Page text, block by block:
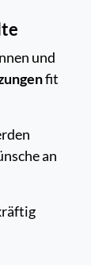
und
fit
an